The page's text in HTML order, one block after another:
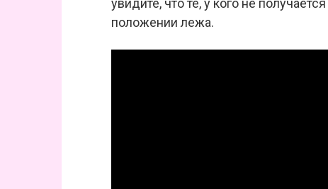
увидите, что те, у кого не
положении лежа.